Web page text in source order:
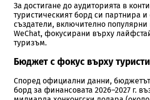
За достигане до аудиторията в
туристическият борд си партнира
създатели, включително
WeChat, фокусирани върху
туризъм.
Бюджет с фокус върху туристи
Според официални данни,
борд за финансовата 2026–2027 г.